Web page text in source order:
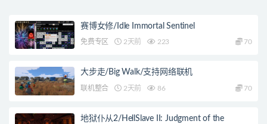
赛博女修/Idle Immortal Sentinel
免费专区 2天前 223 70
大步走/Big Walk/支持网络联机
联机整合 2天前 86 70
地狱仆从2/HellSlave II: Judgment of the